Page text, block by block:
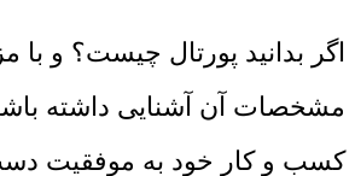
اگر بدانید پورتال چیست؟ و با
مشخصات آن آشنایی داشته
کسب و کار خود به موفقیت